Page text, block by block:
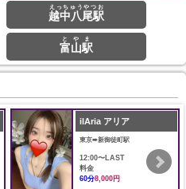
越中八尾駅
えっちゅうやつお
富山駅
とやま
ilAria アリア
東京➠新御徒町駅
12:00〜LAST
料金
60分8,000円